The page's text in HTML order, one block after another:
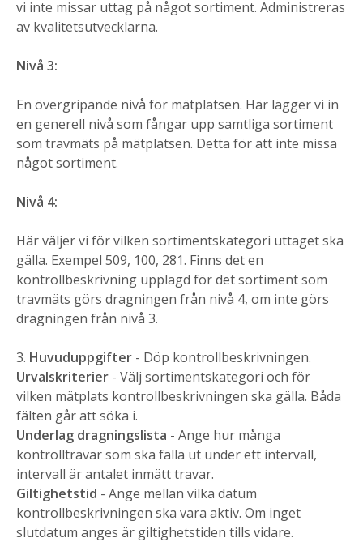
vi inte missar uttag på något sortiment. Administreras
av kvalitetsutvecklarna.
Nivå 3:
En övergripande nivå för mätplatsen. Här lägger vi in
en generell nivå som fångar upp samtliga sortiment
som travmäts på mätplatsen. Detta för att inte missa
något sortiment.
Nivå 4:
Här väljer vi för vilken sortimentskategori uttaget ska
gälla. Exempel 509, 100, 281. Finns det en
kontrollbeskrivning upplagd för det sortiment som
travmäts görs dragningen från nivå 4, om inte görs
dragningen från nivå 3.
3. Huvuduppgifter - Döp kontrollbeskrivningen.
Urvalskriterier - Välj sortimentskategori och för
vilken mätplats kontrollbeskrivningen ska gälla. Båda
fälten går att söka i.
Underlag dragningslista - Ange hur många
kontrolltravar som ska falla ut under ett intervall,
intervall är antalet inmätt travar.
Giltighetstid - Ange mellan vilka datum
kontrollbeskrivningen ska vara aktiv. Om inget
slutdatum anges är giltighetstiden tills vidare.